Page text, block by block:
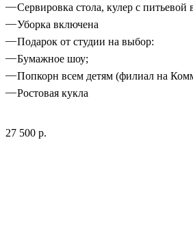
Сервировка стола, кулер с питьевой
Уборка включена
Подарок от студии на выбор:
Бумажное шоу;
Попкорн всем детям (филиал на
Ростовая кукла
27 500 р.